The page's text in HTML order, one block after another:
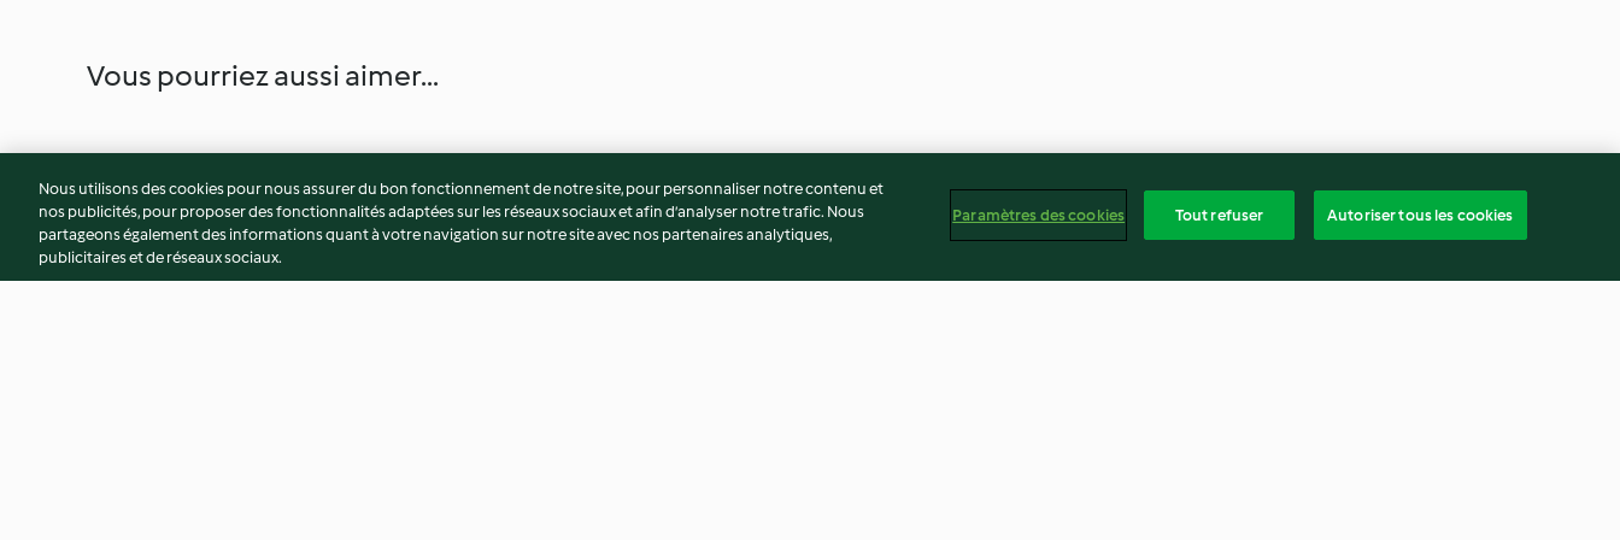
Vous pourriez aussi aimer...
Nous utilisons des cookies pour nous assurer du bon fonctionnement de notre site, pour personnaliser notre contenu et
nos publicités, pour proposer des fonctionnalités adaptées sur les réseaux sociaux et afin d’analyser notre trafic. Nous
partageons également des informations quant à votre navigation sur notre site avec nos partenaires analytiques,
publicitaires et de réseaux sociaux.
Paramètres des cookies Tout refuser Autoriser tous les cookies